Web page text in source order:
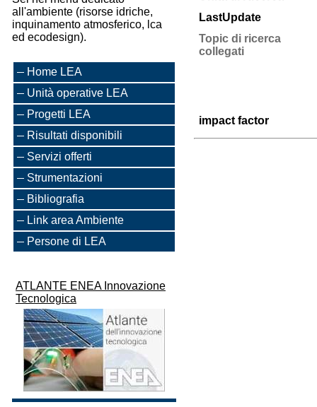
all'ambiente (risorse idriche,
inquinamento atmosferico, lca
ed ecodesign).
Home LEA
Unità operative LEA
Progetti LEA
Risultati disponibili
Servizi offerti
Strumentazioni
Bibliografia
Link area Ambiente
Persone di LEA
ATLANTE ENEA Innovazione
Tecnologica
LastUpdate
Topic di ricerca
collegati
impact factor